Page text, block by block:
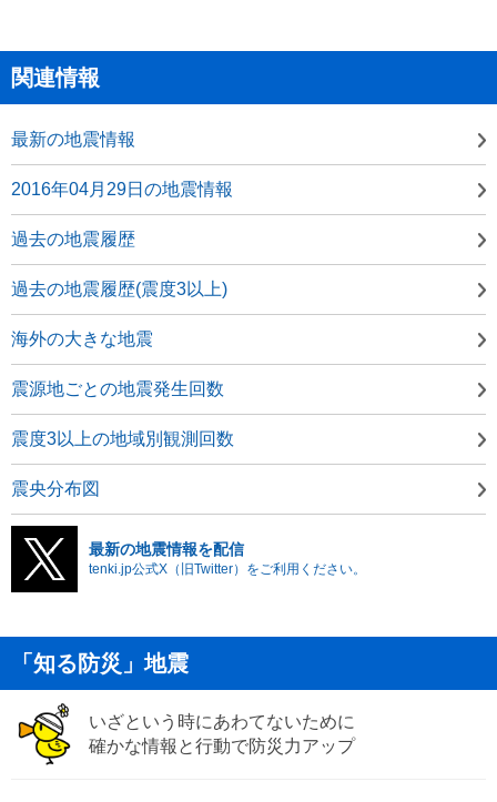
関連情報
最新の地震情報
2016年04月29日の地震情報
過去の地震履歴
過去の地震履歴(震度3以上)
海外の大きな地震
震源地ごとの地震発生回数
震度3以上の地域別観測回数
震央分布図
最新の地震情報を配信
tenki.jp公式X（旧Twitter）をご利用ください。
「知る防災」地震
いざという時にあわてないために
確かな情報と行動で防災力アップ